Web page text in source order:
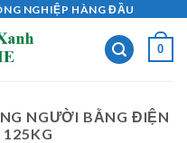
NGHIỆP HÀNG ĐẦU
0
NGƯỜI BẰNG ĐIỆN
125KG